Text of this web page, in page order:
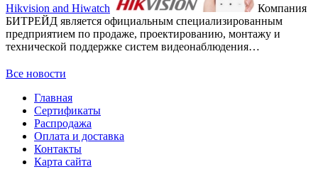
Hikvision and Hiwatch
Компания
БИТРЕЙД является официальным специализированным
предприятием по продаже, проектированию, монтажу и
технической поддержке систем видеонаблюдения…
Все новости
Главная
Сертификаты
Распродажа
Оплата и доставка
Контакты
Карта сайта